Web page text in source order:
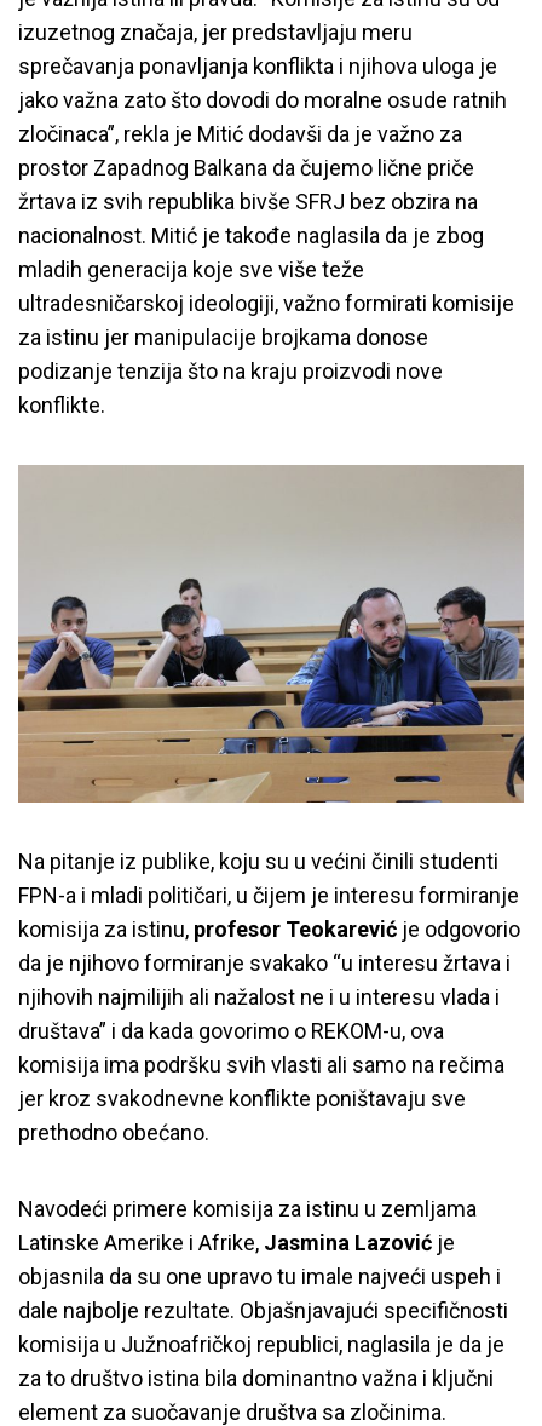
izuzetnog značaja, jer predstavljaju meru
sprečavanja ponavljanja konflikta i njihova uloga je
jako važna zato što dovodi do moralne osude ratnih
zločinaca”, rekla je Mitić dodavši da je važno za
prostor Zapadnog Balkana da čujemo lične priče
žrtava iz svih republika bivše SFRJ bez obzira na
nacionalnost. Mitić je takođe naglasila da je zbog
mladih generacija koje sve više teže
ultradesničarskoj ideologiji, važno formirati komisije
za istinu jer manipulacije brojkama donose
podizanje tenzija što na kraju proizvodi nove
konflikte.
Na pitanje iz publike, koju su u većini činili studenti
FPN-a i mladi političari, u čijem je interesu formiranje
komisija za istinu, profesor Teokarević je odgovorio
da je njihovo formiranje svakako “u interesu žrtava i
njihovih najmilijih ali nažalost ne i u interesu vlada i
društava” i da kada govorimo o REKOM-u, ova
komisija ima podršku svih vlasti ali samo na rečima
jer kroz svakodnevne konflikte poništavaju sve
prethodno obećano.
Navodeći primere komisija za istinu u zemljama
Latinske Amerike i Afrike, Jasmina Lazović je
objasnila da su one upravo tu imale najveći uspeh i
dale najbolje rezultate. Objašnjavajući specifičnosti
komisija u Južnoafričkoj republici, naglasila je da je
za to društvo istina bila dominantno važna i ključni
element za suočavanje društva sa zločinima.